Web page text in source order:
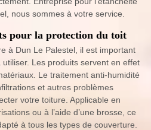
nous sommes à votre service.
pour la protection du toit
à Dun Le Palestel, il est important
Les produits servent en effet
Le traitement anti-humidité
et autres problèmes
votre toiture. Applicable en
ou à l’aide d’une brosse, ce
à tous les types de couverture.